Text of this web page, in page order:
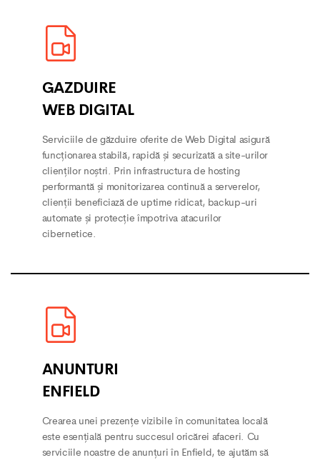
GAZDUIRE
WEB DIGITAL
Serviciile de găzduire oferite de Web Digital asigură
funcționarea stabilă, rapidă și securizată a site-urilor
clienților noștri. Prin infrastructura de hosting
performantă și monitorizarea continuă a serverelor,
clienții beneficiază de uptime ridicat, backup-uri
automate și protecție împotriva atacurilor
cibernetice.
ANUNTURI
ENFIELD
Crearea unei prezențe vizibile în comunitatea locală
este esențială pentru succesul oricărei afaceri. Cu
serviciile noastre de anunțuri în Enfield, te ajutăm să